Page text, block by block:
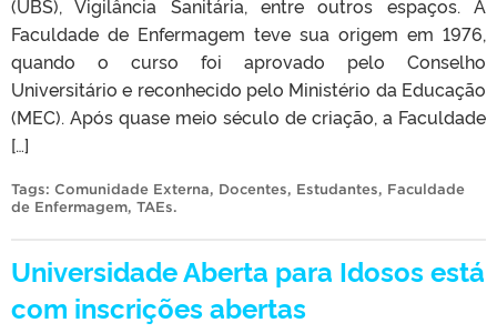
(UBS), Vigilância Sanitária, entre outros espaços. A
Faculdade de Enfermagem teve sua origem em 1976,
quando o curso foi aprovado pelo Conselho
Universitário e reconhecido pelo Ministério da Educação
(MEC). Após quase meio século de criação, a Faculdade
[…]
Tags: Comunidade Externa, Docentes, Estudantes, Faculdade
de Enfermagem, TAEs.
Universidade Aberta para Idosos está
com inscrições abertas